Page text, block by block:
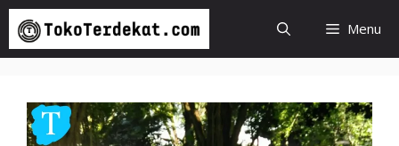
Langsung
isi
Menu